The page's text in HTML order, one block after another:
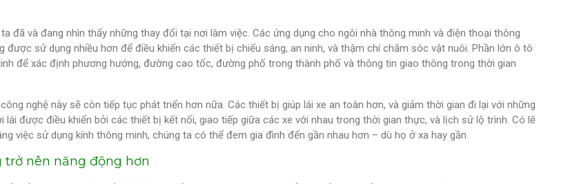
đã và đang nhìn thấy những thay đổi tại nơi làm việc. Các ứng dụng cho ngôi nhà thông minh và điện thoại thông
được sử dụng nhiều hơn để điều khiển các thiết bị chiếu sáng, an ninh, và thậm chí chăm sóc vật nuôi. Phần lớn ô tô
để xác định phương hướng, đường cao tốc, đường phố trong thành phố và thông tin giao thông trong thời gian
nghệ này sẽ còn tiếp tục phát triển hơn nữa. Các thiết bị giúp lái xe an toàn hơn, và giảm thời gian đi lại với những
lái được điều khiển bởi các thiết bị kết nối, giao tiếp giữa các xe với nhau trong thời gian thực, và lịch sử lộ trình. Có lẽ
việc sử dụng kính thông minh, chúng ta có thể đem gia đình đến gần nhau hơn – dù họ ở xa hay gần.
trở nên năng động hơn